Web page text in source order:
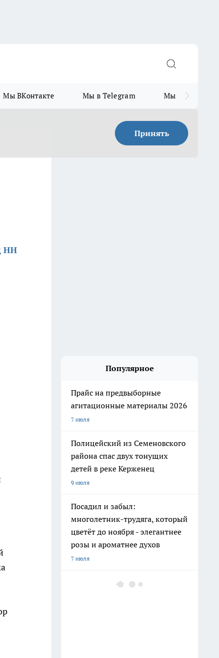
Мы ВКонтакте Мы в Telegram Мы в MAX
Принять
НН
Популярное
Прайс на предвыборные
агитационные материалы 2026
7 июля
Полицейский из Семеновского
района спас двух тонущих
детей в реке Керженец
9 июля
Посадил и забыл:
многолетник-трудяга, который
цветёт до ноября - элегантнее
розы и ароматнее духов
7 июля
Мохнатые коврики в "Фикс